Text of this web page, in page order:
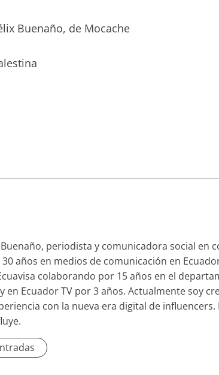
Buenaño, de Mocache
periodista y comunicadora social en
años en medios de comunicación en
colaborando por 15 años en el
en Ecuador TV por 3 años. Actualmente soy
con la nueva era digital de